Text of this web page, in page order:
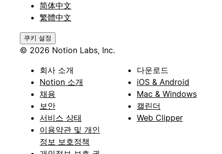
简体中文
繁體中文
쿠키 설정
© 2026 Notion Labs, Inc.
회사 소개
Notion 소개
채용
보안
서비스 상태
이용약관 및 개인
정보 보호정책
다운로드
iOS & Android
Mac & Windows
캘린더
Web Clipper